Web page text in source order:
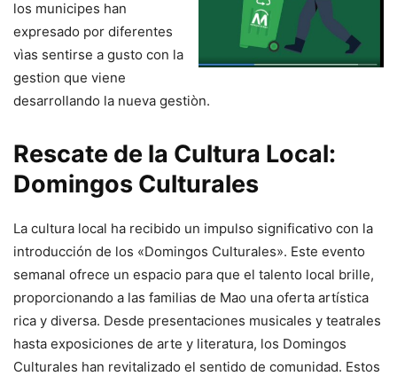
los municipes han
expresado por diferentes
vìas sentirse a gusto con la
gestion que viene
desarrollando la nueva gestiòn.
Rescate de la Cultura Local:
Domingos Culturales
La cultura local ha recibido un impulso significativo con la
introducción de los «Domingos Culturales». Este evento
semanal ofrece un espacio para que el talento local brille,
proporcionando a las familias de Mao una oferta artística
rica y diversa. Desde presentaciones musicales y teatrales
hasta exposiciones de arte y literatura, los Domingos
Culturales han revitalizado el sentido de comunidad. Estos